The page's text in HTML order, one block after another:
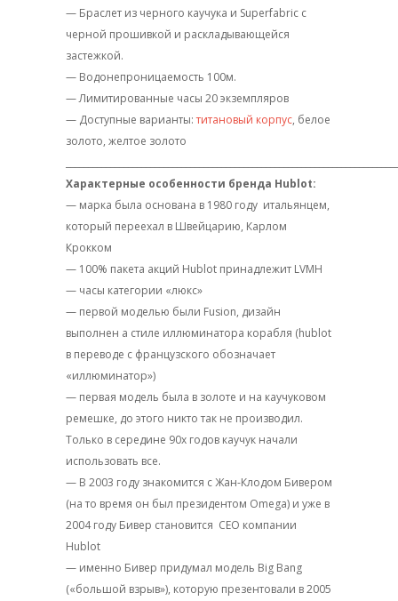
— Браслет из черного каучука и Superfabric с
черной прошивкой и раскладывающейся
застежкой.
— Водонепроницаемость 100м.
— Лимитированные часы 20 экземпляров
— Доступные варианты:титановый корпус, белое
золото, желтое золото
Характерные особенности бренда Hublot:
— марка была основана в 1980 году итальянцем,
который переехал в Швейцарию, Карлом
Крокком
— 100% пакета акций Hublot принадлежит LVMH
— часы категории «люкс»
— первой моделью были Fusion, дизайн
выполнен а стиле иллюминатора корабля (hublot
в переводе с французского обозначает
«иллюминатор»)
— первая модель была в золоте и на каучуковом
ремешке, до этого никто так не производил.
Только в середине 90х годов каучук начали
использовать все.
— В 2003 году знакомится с Жан-Клодом Бивером
(на то время он был президентом Omega) и уже в
2004 году Бивер становится CEO компании
Hublot
— именно Бивер придумал модель Big Bang
(«большой взрыв»), которую презентовали в 2005